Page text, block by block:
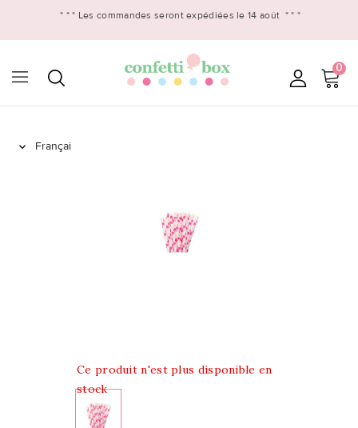
* * * Les commandes seront expédiées le 14 août * * *
0

Ce produit n'est plus disponible en
stock